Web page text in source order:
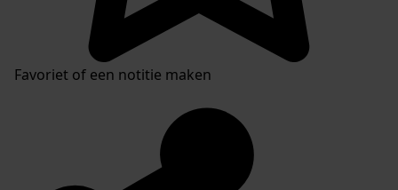
Favoriet of een notitie maken